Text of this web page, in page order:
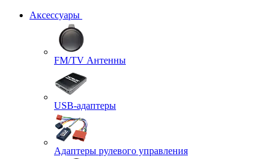
Аксессуары
FM/TV Антенны
USB-адаптеры
Адаптеры рулевого управления